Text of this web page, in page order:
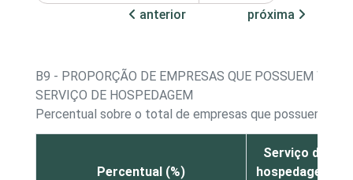
anterior
próxima
B9 - PROPORÇÃO DE EMPRESAS QUE POSSUEM
SERVIÇO DE HOSPEDAGEM
Percentual sobre o total de empresas que possuem
Percentual (%)
Serviço de
hospedagem